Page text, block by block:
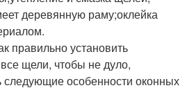
деревянную раму;оклейка
правильно установить
щели, чтобы не дуло,
следующие особенности оконных